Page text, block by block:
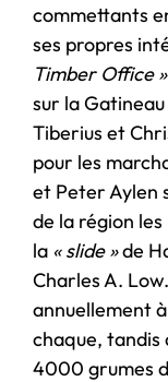
commettants
ses propres
Timber Office »
sur la
Tiberius et
pour les
et Peter Aylen
de la région
la « slide »de
Charles A.
annuellement
chaque, tandis
4000 grumes